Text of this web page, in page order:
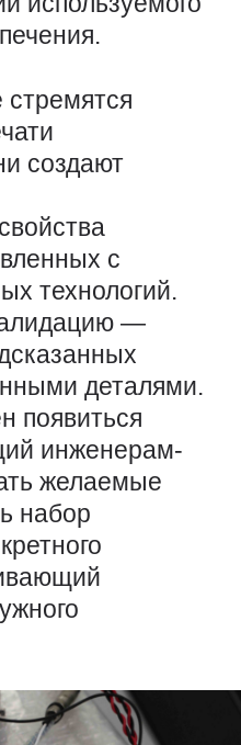
создают
с
технологий.
—
деталями.
появиться
инженерам-
желаемые
набор